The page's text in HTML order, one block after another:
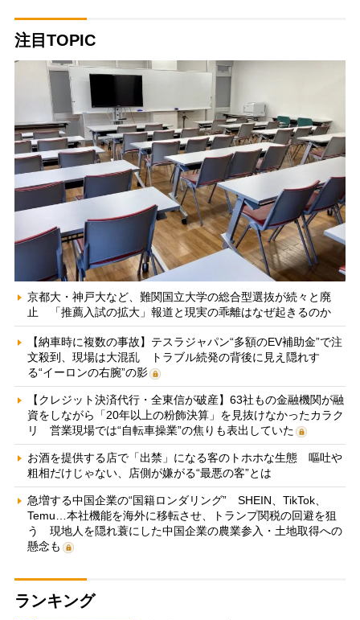
注目TOPIC
京都大・神戸大など、難関国立大学の総合型選抜が続々と廃
止 「推薦入試の拡大」報道と現実の乖離はなぜ起きるのか
【納車時に複数の事故】テスラジャパン“多額のEV補助金”で注
文殺到、現場は大混乱 トラブル続発の背後に見え隠れす
る“イーロンの右腕”の影
【クレジット決済代行・全東信が破産】63社もの金融機関が融
資をしながら「20年以上の粉飾決算」を見抜けなかったカラク
リ 営業現場では“自転車操業”の焦りも表出していた
お酒を提供する店で「出禁」になる客のトホホな生態 嘔吐や
粗相だけじゃない、店側が嫌がる“最悪の客”とは
急増する中国企業の“国籍ロンダリング” SHEIN、TikTok、
Temu…本社機能を海外に移転させ、トランプ関税の回避を狙
う 現地人を隠れ蓑にした中国企業の農業参入・土地取得への
懸念も
ランキング